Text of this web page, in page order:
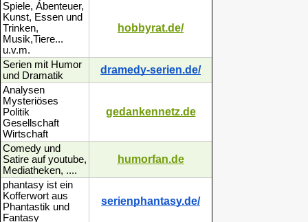
Spiele, Ábenteuer,
Kunst, Essen und
Trinken,
Musik,Tiere...
u.v.m.
hobbyrat.de/
Serien mit Humor
und Dramatik
dramedy-serien.de/
Analysen
Mysteriöses
Politik
Gesellschaft
Wirtschaft
gedankennetz.de
Comedy und
Satire auf youtube,
Mediatheken, ....
humorfan.de
phantasy ist ein
Kofferwort aus
Phantastik und
Fantasy
serienphantasy.de/